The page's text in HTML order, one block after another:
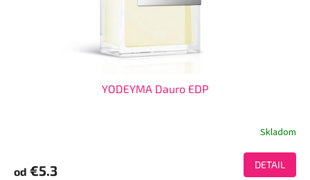
YODEYMA Dauro EDP
Skladom
od €5.3 DETAIL